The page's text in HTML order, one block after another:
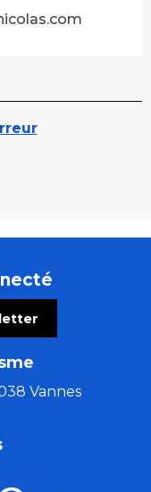
Vannes